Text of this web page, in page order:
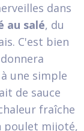
dans
au salé, du
C'est bien
une simple
de sauce
fraîche
poulet mijoté,